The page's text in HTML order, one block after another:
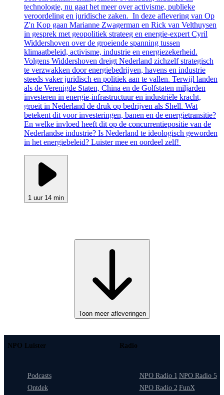
technologie, nu gaat het meer over activisme, publieke
veroordeling en juridische zaken. In deze aflevering van Op
Z'n Kop gaan Marianne Zwagerman en Rick van Velthuysen
in gesprek met geopolitiek strateeg en energie-expert Cyril
Widdershoven over de groeiende spanning tussen
klimaatbeleid, activisme, industrie en energiezekerheid.
Volgens Widdershoven dreigt Nederland zichzelf strategisch
te verzwakken door energiebedrijven, havens en industrie
steeds vaker juridisch en politiek aan te vallen. Terwijl landen
als de Verenigde Staten, China en de Golfstaten miljarden
investeren in energie-infrastructuur en industriële kracht,
groeit in Nederland de druk op bedrijven als Shell. Wat
betekent dit voor investeringen, banen en de energietransitie?
En welke invloed heeft dit op de concurrentiepositie van de
Nederlandse industrie? Is Nederland te ideologisch geworden
in het energiebeleid? Luister mee en oordeel zelf!
1 uur 14 min
Toon meer afleveringen
NPO Luister
Podcasts
Ontdek
Radio
NPO Radio 1
NPO Radio 2
NPO Radio 5
FunX